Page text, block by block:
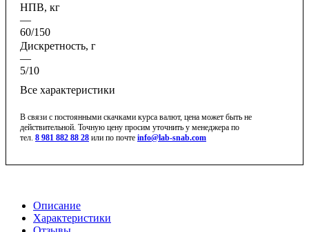
НПВ, кг
—
60/150
Дискретность, г
—
5/10
Все характеристики
В связи с постоянными скачками курса валют, цена может быть не
действительной. Точную цену просим уточнить у менеджера по
тел. 8 981 882 88 28 или по почте info@lab-snab.com
Описание
Характеристики